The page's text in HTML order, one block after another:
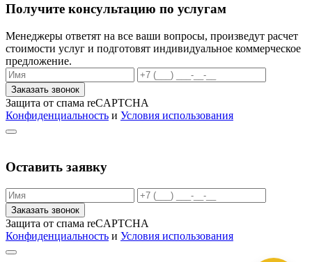
Получите консультацию по услугам
Менеджеры ответят на все ваши вопросы, произведут расчет
стоимости услуг и подготовят индивидуальное коммерческое
предложение.
Заказать звонок
Защита от спама reCAPTCHA
Конфиденциальность и Условия использования
Оставить заявку
Заказать звонок
Защита от спама reCAPTCHA
Конфиденциальность и Условия использования